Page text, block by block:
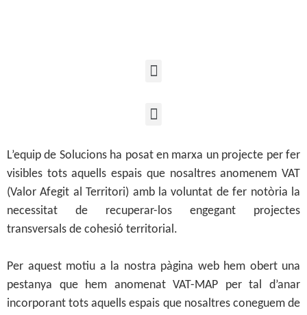
L’equip de Solucions ha posat en marxa un projecte per fer
visibles tots aquells espais que nosaltres anomenem VAT
(Valor Afegit al Territori) amb la voluntat de fer notòria la
necessitat de recuperar-los engegant projectes
transversals de cohesió territorial.
Per aquest motiu a la nostra pàgina web hem obert una
pestanya que hem anomenat VAT-MAP per tal d’anar
incorporant tots aquells espais que nosaltres coneguem de